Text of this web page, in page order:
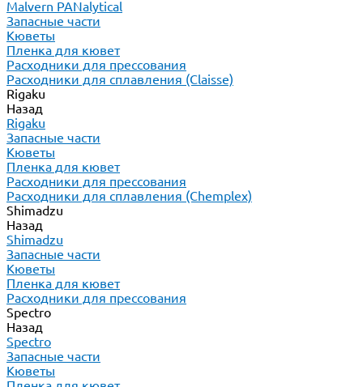
Malvern PANalytical
Запасные части
Кюветы
Пленка для кювет
Расходники для прессования
Расходники для сплавления (Claisse)
Rigaku
Назад
Rigaku
Запасные части
Кюветы
Пленка для кювет
Расходники для прессования
Расходники для сплавления (Chemplex)
Shimadzu
Назад
Shimadzu
Запасные части
Кюветы
Пленка для кювет
Расходники для прессования
Spectro
Назад
Spectro
Запасные части
Кюветы